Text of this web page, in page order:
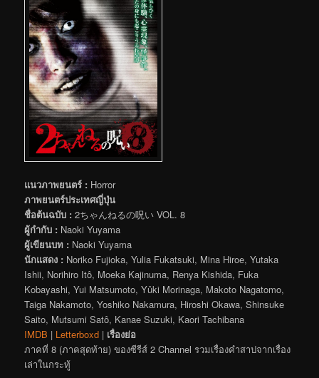
แนวภาพยนตร์ : Horror
ภาพยนตร์ประเทศญี่ปุ่น
ชื่อต้นฉบับ : 2ちゃんねるの呪い VOL. 8
ผู้กำกับ : Naoki Yuyama
ผู้เขียนบท : Naoki Yuyama
นักแสดง : Noriko Fujioka, Yulia Fukatsuki, Mina Hiroe, Yutaka
Ishii, Norihiro Itô, Moeka Kajinuma, Renya Kishida, Fuka
Kobayashi, Yui Matsumoto, Yûki Morinaga, Makoto Nagatomo,
Taiga Nakamoto, Yoshiko Nakamura, Hiroshi Okawa, Shinsuke
Saito, Mutsumi Satô, Kanae Suzuki, Kaori Tachibana
IMDB | Letterboxd | เรื่องย่อ
ภาคที่ 8 (ภาคสุดท้าย) ของซีรีส์ 2 Channel รวมเรื่องคำสาปจากเรื่อง
เล่าในกระทู้